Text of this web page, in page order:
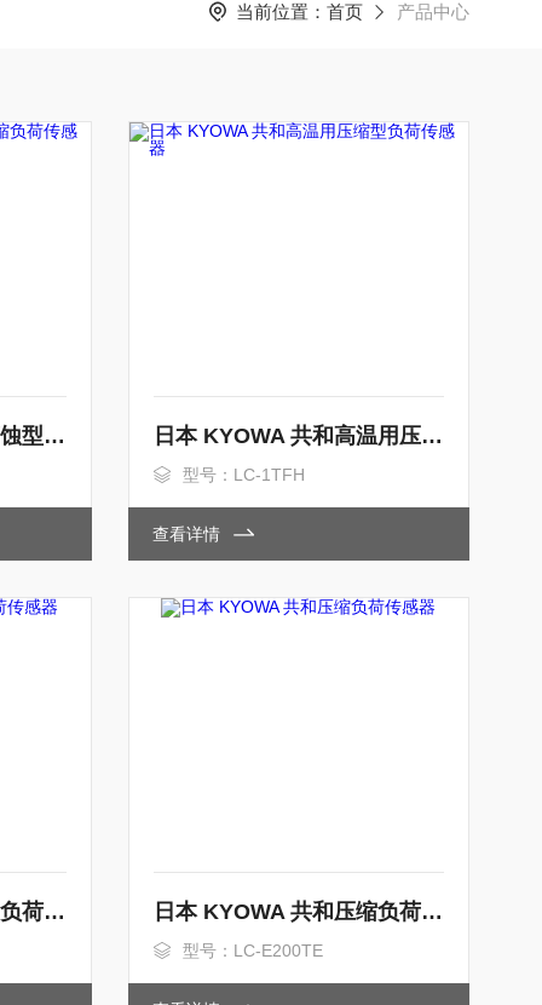
当前位置： 首页 产品中心
日本 KYOWA 共和耐腐蚀型压缩负荷传感器 日本 KYOWA 共和高温用压缩型负荷传感器
型号：LC-1TFH
查看详情
日本 KYOWA 共和压缩负荷传感器 日本 KYOWA 共和压缩负荷传感器
型号：LC-E200TE